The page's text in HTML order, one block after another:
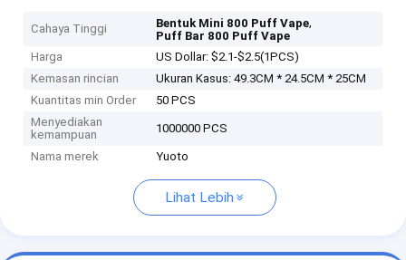
Cahaya Tinggi Bentuk Mini 800 Puff Vape,
Puff Bar 800 Puff Vape
Harga
US Dollar: $2.1-$2.5(1PCS)
Kemasan rincian
Ukuran Kasus: 49.3CM * 24.5CM * 25CM
Kuantitas min Order
50 PCS
Menyediakan
kemampuan
1000000 PCS
Nama merek Yuoto
Lihat Lebih